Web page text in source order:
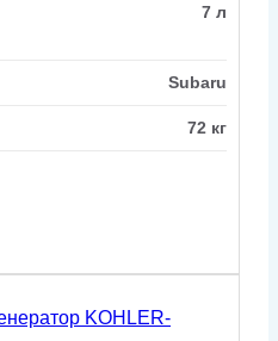
7 л
Subaru
72 кг